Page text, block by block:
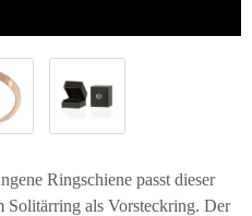
Ringschiene passt dieser
Solitärring als Vorsteckring. Der